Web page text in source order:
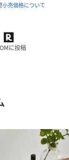
照ください。
小売価格について
に投稿